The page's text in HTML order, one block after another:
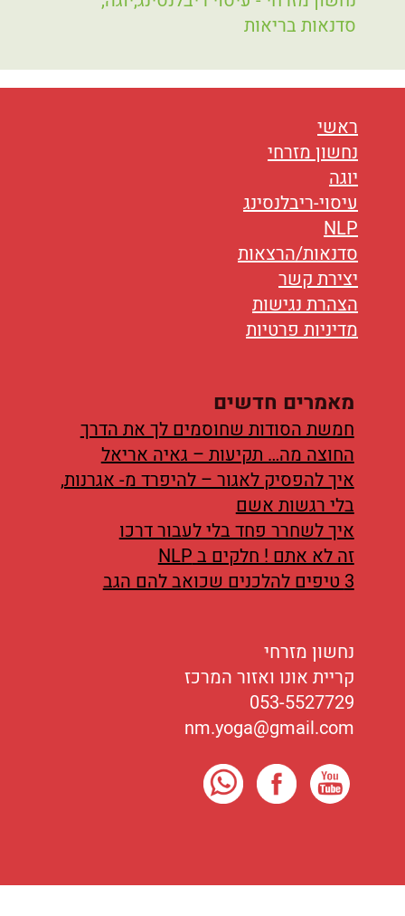
סדנאות בריאות‏
ראשי
נחשון מזרחי
יוגה
עיסוי-ריבלנסינג
NLP
סדנאות/הרצאות
יצירת קשר
הצהרת נגישות
מדיניות פרטיות
מאמרים חדשים
חמשת הסודות שחוסמים לך את הדרך
החוצה מה… תקיעות – גאיה אריאל
איך להפסיק לאגור – להיפרד מ- אגרנות,
בלי רגשות אשם
איך לשחרר פחד בלי לעבור דרכו
זה לא אתם ! חלקים ב NLP
3 טיפים להלכנים שכואב להם הגב
נחשון מזרחי
קריית אונו ואזור המרכז
053-5527729
nm.yoga@gmail.com